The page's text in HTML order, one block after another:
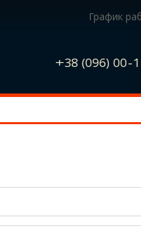
График
+38 (096) 00-